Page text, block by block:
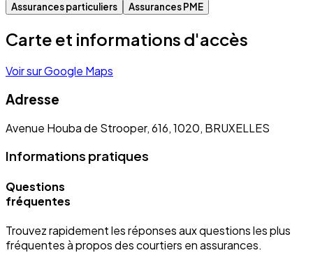
Assurances particuliers Assurances PME
Carte et informations d'accès
Voir sur Google Maps
Adresse
Avenue Houba de Strooper, 616, 1020, BRUXELLES
Informations pratiques
Questions
fréquentes
Trouvez rapidement les réponses aux questions les plus
fréquentes à propos des courtiers en assurances.